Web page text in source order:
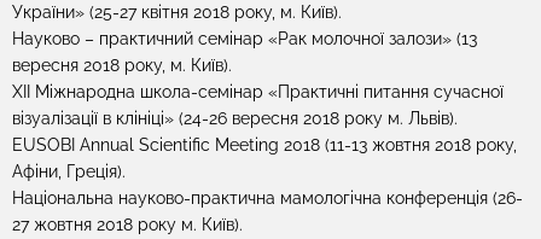
України» (25-27 квітня 2018 року, м. Київ).
Науково – практичний семінар «Рак молочної залози» (13
вересня 2018 року, м. Київ).
ХІI Міжнародна школа-семінар «Практичні питання сучасної
візуалізації в клініці» (24-26 вересня 2018 року м. Львів).
EUSOBI Annual Scientific Meeting 2018 (11-13 жовтня 2018 року,
Афіни, Греція).
Національна науково-практична мамологічна конференція (26-
27 жовтня 2018 року м. Київ).